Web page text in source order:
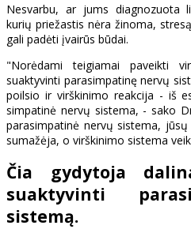
Nesvarbu, ar jums diagnozuota
kurių priežastis nėra žinoma,
gali padėti įvairūs būdai.
"Norėdami teigiamai paveikti
suaktyvinti parasimpatinę nervų
poilsio ir virškinimo reakcija - iš
simpatinė nervų sistema, - sako
parasimpatinė nervų sistema,
sumažėja, o virškinimo sistema
Čia gydytoja
suaktyvinti
sistemą.